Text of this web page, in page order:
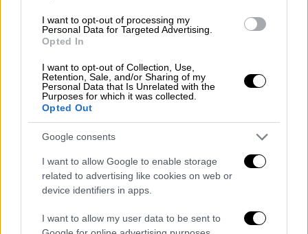
I want to opt-out of processing my
Personal Data for Targeted Advertising.
Opted In
I want to opt-out of Collection, Use,
Retention, Sale, and/or Sharing of my
Personal Data that Is Unrelated with the
Purposes for which it was collected.
Opted Out
Google consents
I want to allow Google to enable storage
related to advertising like cookies on web or
device identifiers in apps.
I want to allow my user data to be sent to
Νωρίτερα, το
μετέδωσε ότι
ημερών,στο πλαίσιο μιας συμφωνίας δυο
φάσεων που θα μπορούσε να οδηγήσει σε
οριστικό τερματισμό του πολέμου.
Παράλληλα, ο Τραμπ, με ανάρτησή του στην
πλατφόρμαTruth Social, προειδοποίησε ότι
οι ΗΠΑ θα εντείνουν τα πλήγματα σε
ενεργειακές και μεταφορικές υποδομές του
Ιράν, εάν η Τεχεράνη δεν συμφωνήσει άμεσα
και δεν αποκαταστήσει τη ναυσιπλοΐα στα